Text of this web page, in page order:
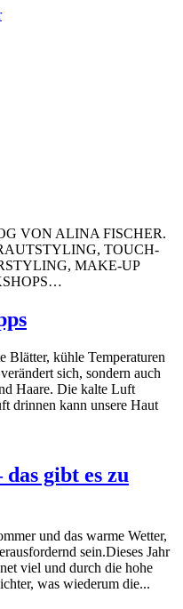
VON ALINA FISCHER.
TOUCH-
MAKE-UP
Blätter, kühle Temperaturen
sich, sondern auch
Haare. Die kalte Luft
drinnen kann unsere Haut
gibt es zu
und das warme Wetter,
sein.Dieses Jahr
viel und durch die hohe
was wiederum die...